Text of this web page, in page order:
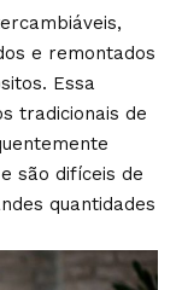
e remontados
Essa
tradicionais de
são difíceis de
quantidades